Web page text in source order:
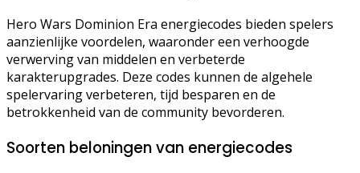
Hero Wars Dominion Era energiecodes bieden spelers
aanzienlijke voordelen, waaronder een verhoogde
verwerving van middelen en verbeterde
karakterupgrades. Deze codes kunnen de algehele
spelervaring verbeteren, tijd besparen en de
betrokkenheid van de community bevorderen.
Soorten beloningen van energiecodes